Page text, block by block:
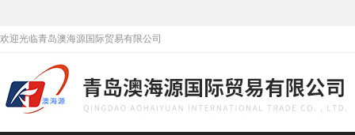
欢迎光临青岛澳海源国际贸易有限公司